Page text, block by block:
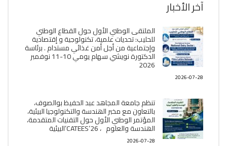
آخر الأخبار
الملتقى الوطني الأول حول القطاع الوطني
للحليب: تحديات علمية، تكنولوجية و إقتصادية
وإجتماعية من أجل أمن غذائي مستدام . برئاسة
الدكتورة نويشي سهام يومي 10-11 نوفمبر
2026
2026-07-28
تنظم جامعة المجاهد عبد الحفيظ بوالصوف،
بالتعاون مع مخبر الھندسة والتكنولوجيا البیئیة،
المؤتمر الوطني الأول حول التقنيات المتقدمة،
الھندسة والعلوم ، CATEES’26’البیئية
2026-07-28